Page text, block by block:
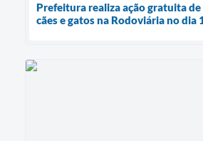
Prefeitura realiza ação gratuita de
cães e gatos na Rodoviária no dia